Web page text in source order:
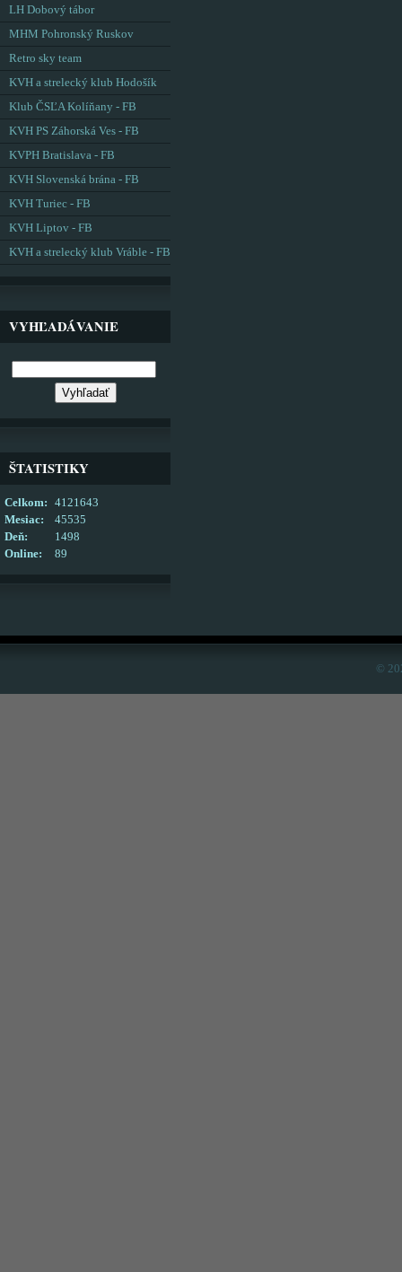
LH Dobový tábor
MHM Pohronský Ruskov
Retro sky team
KVH a strelecký klub Hodošík
Klub ČSĽA Kolíňany - FB
KVH PS Záhorská Ves - FB
KVPH Bratislava - FB
KVH Slovenská brána - FB
KVH Turiec - FB
KVH Liptov - FB
KVH a strelecký klub Vráble - FB
VYHĽADÁVANIE
ŠTATISTIKY
Online: 89
Celkom:
4121643
Mesiac:
45535
Deň:
1498
©